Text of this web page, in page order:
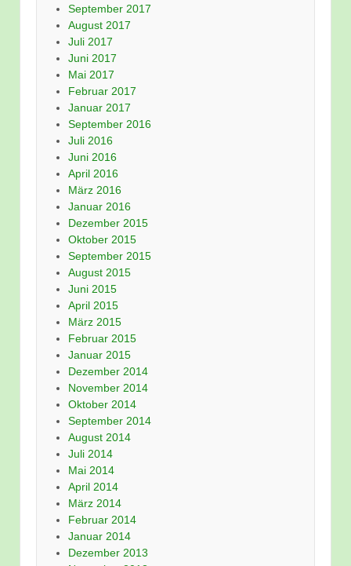
September 2017
August 2017
Juli 2017
Juni 2017
Mai 2017
Februar 2017
Januar 2017
September 2016
Juli 2016
Juni 2016
April 2016
März 2016
Januar 2016
Dezember 2015
Oktober 2015
September 2015
August 2015
Juni 2015
April 2015
März 2015
Februar 2015
Januar 2015
Dezember 2014
November 2014
Oktober 2014
September 2014
August 2014
Juli 2014
Mai 2014
April 2014
März 2014
Februar 2014
Januar 2014
Dezember 2013